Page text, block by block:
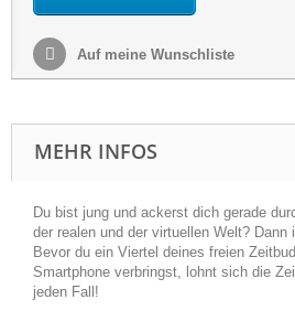
Auf meine Wunschliste
MEHR INFOS
Du bist jung und ackerst dich gerade
der realen und der virtuellen Welt?
Bevor du ein Viertel deines freien
Smartphone verbringst, lohnt sich die
jeden Fall!